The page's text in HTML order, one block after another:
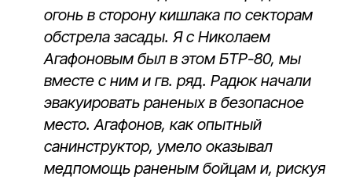
огонь в сторону кишлака по секторам
обстрела засады. Я с Николаем
Агафоновым был в этом БТР-80, мы
вместе с ним и гв. ряд. Радюк начали
эвакуировать раненых в безопасное
место. Агафонов, как опытный
санинструктор, умело оказывал
медпомощь раненым бойцам и, рискуя